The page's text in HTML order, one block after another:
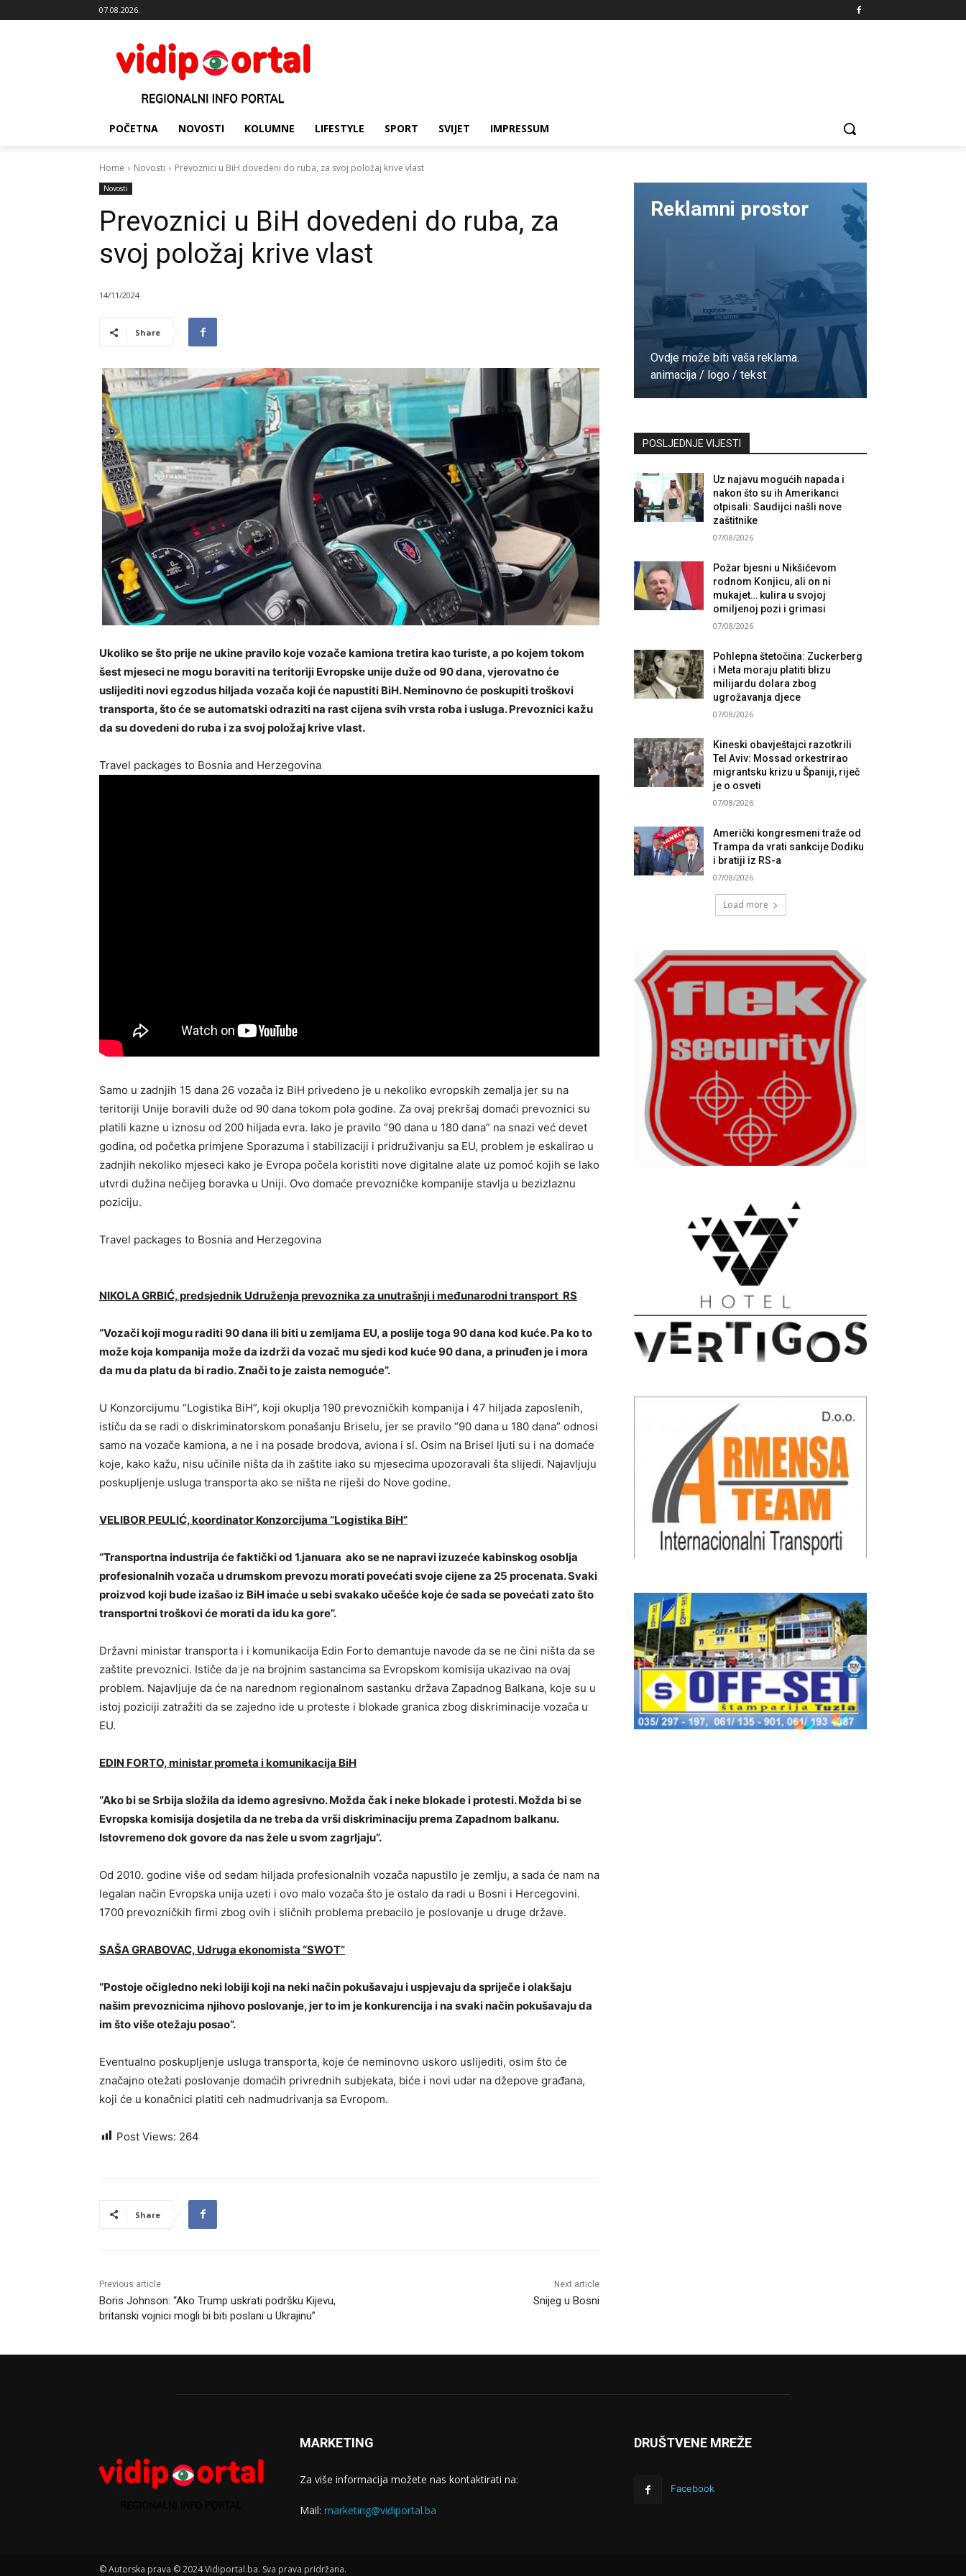
07.08.2026.
POČETNA NOVOSTI KOLUMNE LIFESTYLE SPORT SVIJET IMPRESSUM
Home Novosti Prevoznici u BiH dovedeni do ruba, za svoj položaj krive vlast
Novosti
Prevoznici u BiH dovedeni do ruba, za
svoj položaj krive vlast
14/11/2024
Share
Ukoliko se što prije ne ukine pravilo koje vozače kamiona tretira kao turiste, a po kojem tokom
šest mjeseci ne mogu boraviti na teritoriji Evropske unije duže od 90 dana, vjerovatno će
uslijediti novi egzodus hiljada vozača koji će napustiti BiH. Neminovno će poskupiti troškovi
transporta, što će se automatski odraziti na rast cijena svih vrsta roba i usluga. Prevoznici kažu
da su dovedeni do ruba i za svoj položaj krive vlast.
Travel packages to Bosnia and Herzegovina
Samo u zadnjih 15 dana 26 vozača iz BiH privedeno je u nekoliko evropskih zemalja jer su na
teritoriji Unije boravili duže od 90 dana tokom pola godine. Za ovaj prekršaj domaći prevoznici su
platili kazne u iznosu od 200 hiljada evra. Iako je pravilo “90 dana u 180 dana” na snazi već devet
godina, od početka primjene Sporazuma i stabilizaciji i pridruživanju sa EU, problem je eskalirao u
zadnjih nekoliko mjeseci kako je Evropa počela koristiti nove digitalne alate uz pomoć kojih se lako
utvrdi dužina nečijeg boravka u Uniji. Ovo domaće prevozničke kompanije stavlja u bezizlaznu
poziciju.
Travel packages to Bosnia and Herzegovina
NIKOLA GRBIĆ, predsjednik Udruženja prevoznika za unutrašnji i međunarodni transport RS
“Vozači koji mogu raditi 90 dana ili biti u zemljama EU, a poslije toga 90 dana kod kuće. Pa ko to
može koja kompanija može da izdrži da vozač mu sjedi kod kuće 90 dana, a prinuđen je i mora
da mu da platu da bi radio. Znači to je zaista nemoguće”.
U Konzorcijumu “Logistika BiH”, koji okuplja 190 prevozničkih kompanija i 47 hiljada zaposlenih,
ističu da se radi o diskriminatorskom ponašanju Briselu, jer se pravilo “90 dana u 180 dana” odnosi
samo na vozače kamiona, a ne i na posade brodova, aviona i sl. Osim na Brisel ljuti su i na domaće
koje, kako kažu, nisu učinile ništa da ih zaštite iako su mjesecima upozoravali šta slijedi. Najavljuju
poskupljenje usluga transporta ako se ništa ne riješi do Nove godine.
VELIBOR PEULIĆ, koordinator Konzorcijuma “Logistika BiH”
“Transportna industrija će faktički od 1.januara ako se ne napravi izuzeće kabinskog osoblja
profesionalnih vozača u drumskom prevozu morati povećati svoje cijene za 25 procenata. Svaki
proizvod koji bude izašao iz BiH imaće u sebi svakako učešće koje će sada se povećati zato što
transportni troškovi će morati da idu ka gore”.
Državni ministar transporta i i komunikacija Edin Forto demantuje navode da se ne čini ništa da se
zaštite prevoznici. Ističe da je na brojnim sastancima sa Evropskom komisija ukazivao na ovaj
problem. Najavljuje da će na narednom regionalnom sastanku država Zapadnog Balkana, koje su u
istoj poziciji zatražiti da se zajedno ide u proteste i blokade granica zbog diskriminacije vozača u
EU.
EDIN FORTO, ministar prometa i komunikacija BiH
“Ako bi se Srbija složila da idemo agresivno. Možda čak i neke blokade i protesti. Možda bi se
Evropska komisija dosjetila da ne treba da vrši diskriminaciju prema Zapadnom balkanu.
Istovremeno dok govore da nas žele u svom zagrljaju”.
Od 2010. godine više od sedam hiljada profesionalnih vozača napustilo je zemlju, a sada će nam na
legalan način Evropska unija uzeti i ovo malo vozača što je ostalo da radi u Bosni i Hercegovini.
1700 prevozničkih firmi zbog ovih i sličnih problema prebacilo je poslovanje u druge države.
SAŠA GRABOVAC, Udruga ekonomista “SWOT”
“Postoje očigledno neki lobiji koji na neki način pokušavaju i uspjevaju da spriječe i olakšaju
našim prevoznicima njihovo poslovanje, jer to im je konkurencija i na svaki način pokušavaju da
im što više otežaju posao”.
Eventualno poskupljenje usluga transporta, koje će neminovno uskoro uslijediti, osim što će
značajno otežati poslovanje domaćih privrednih subjekata, biće i novi udar na džepove građana,
koji će u konačnici platiti ceh nadmudrivanja sa Evropom.
Post Views: 264
Share
Previous article
Boris Johnson: “Ako Trump uskrati podršku Kijevu,
britanski vojnici mogli bi biti poslani u Ukrajinu”
Next article
Snijeg u Bosni
Reklamni prostor
Ovdje može biti vaša reklama.
animacija / logo / tekst
POSLJEDNJE VIJESTI
Uz najavu mogućih napada i
nakon što su ih Amerikanci
otpisali: Saudijci našli nove
zaštitnike
07/08/2026
Požar bjesni u Nikšićevom
rodnom Konjicu, ali on ni
mukajet… kulira u svojoj
omiljenoj pozi i grimasi
07/08/2026
Pohlepna štetočina: Zuckerberg
i Meta moraju platiti blizu
milijardu dolara zbog
ugrožavanja djece
07/08/2026
Kineski obavještajci razotkrili
Tel Aviv: Mossad orkestrirao
migrantsku krizu u Španiji, riječ
je o osveti
07/08/2026
Američki kongresmeni traže od
Trampa da vrati sankcije Dodiku
i bratiji iz RS-a
07/08/2026
Load more
MARKETING
Za više informacija možete nas kontaktirati na:
Mail: marketing@vidiportal.ba
DRUŠTVENE MREŽE
Facebook
© Autorska prava © 2024 Vidiportal.ba. Sva prava pridržana.